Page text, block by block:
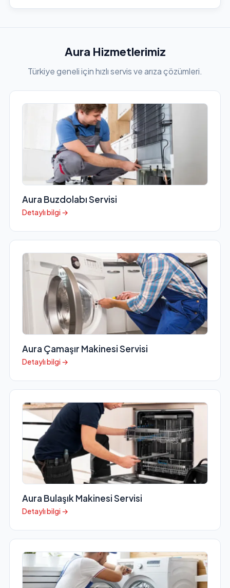
Aura Hizmetlerimiz
Türkiye geneli için hızlı servis ve arıza çözümleri.
Aura Buzdolabı Servisi
Detaylı bilgi →
Aura Çamaşır Makinesi Servisi
Detaylı bilgi →
Aura Bulaşık Makinesi Servisi
Detaylı bilgi →